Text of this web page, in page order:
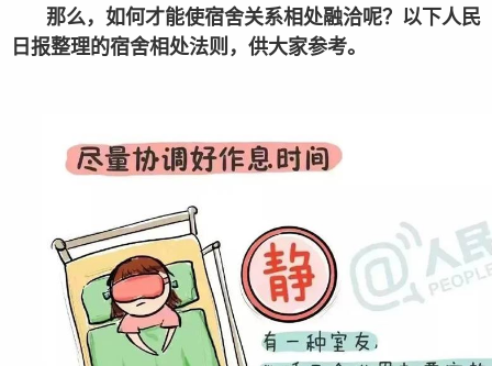
那么，如何才能使宿舍关系相处融洽呢？以下人民
日报整理的宿舍相处法则，供大家参考。